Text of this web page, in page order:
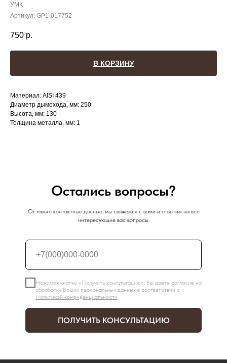
УМК
Артикул: GP1-017752
750 р.
В КОРЗИНУ
Материал: AISI 439
Диаметр дымохода, мм: 250
Высота, мм: 130
Толщина металла, мм: 1
Остались вопросы?
Оставьте контактные данные, мы свяжемся с вами и ответим на все
интересующие вас вопросы.
Нажимая кнопку «Получить консультацию», Вы даете согласие на
обработку Ваших персональных данных в соответствии с
Политикой конфиденциальности
ПОЛУЧИТЬ КОНСУЛЬТАЦИЮ